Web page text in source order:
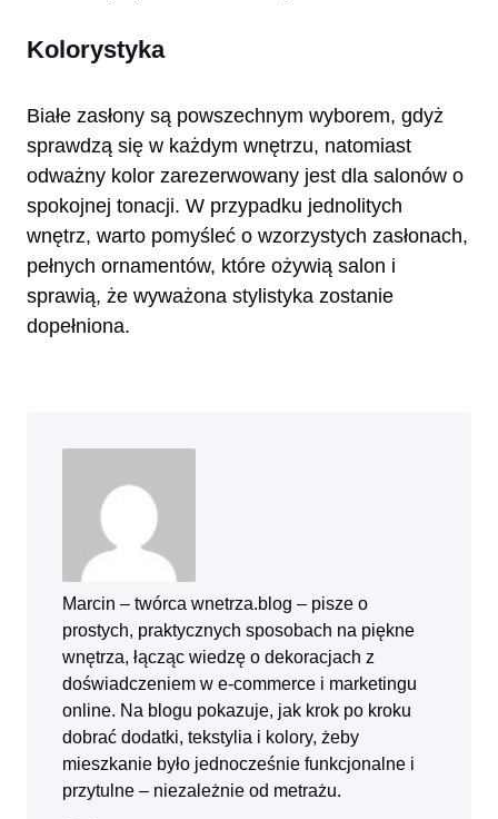
Kolorystyka
Białe zasłony są powszechnym wyborem, gdyż
sprawdzą się w każdym wnętrzu, natomiast
odważny kolor zarezerwowany jest dla salonów o
spokojnej tonacji. W przypadku jednolitych
wnętrz, warto pomyśleć o wzorzystych zasłonach,
pełnych ornamentów, które ożywią salon i
sprawią, że wyważona stylistyka zostanie
dopełniona.
Marcin – twórca wnetrza.blog – pisze o
prostych, praktycznych sposobach na piękne
wnętrza, łącząc wiedzę o dekoracjach z
doświadczeniem w e‑commerce i marketingu
online. Na blogu pokazuje, jak krok po kroku
dobrać dodatki, tekstylia i kolory, żeby
mieszkanie było jednocześnie funkcjonalne i
przytulne – niezależnie od metrażu.